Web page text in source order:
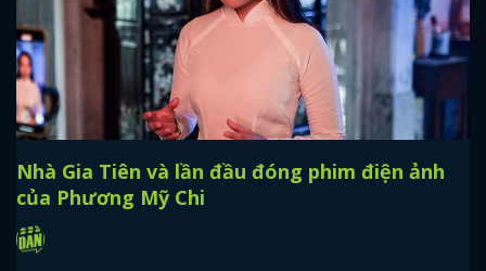
Nhà Gia Tiên và lần đầu đóng phim điện ảnh
của Phương Mỹ Chi